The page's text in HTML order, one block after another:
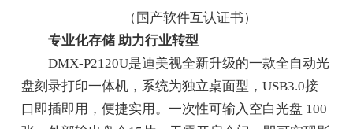
（国产软件互认证书）
专业化存储 助力行业转型
DMX-P2120U是迪美视全新升级的一款全自动光
盘刻录打印一体机，系统为独立桌面型，USB3.0接
口即插即用，便捷实用。一次性可输入空白光盘 100